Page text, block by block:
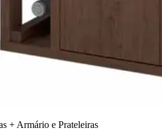
+ Armário e Prateleiras